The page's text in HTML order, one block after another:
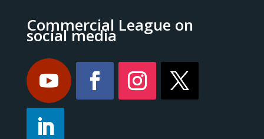
Commercial League on
social media